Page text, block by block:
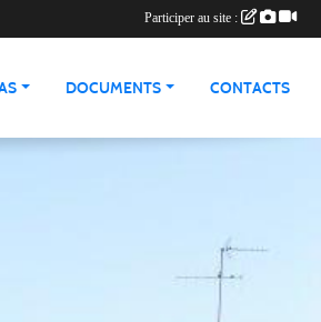
DOCUMENTS CONTACTS
Participer au site :